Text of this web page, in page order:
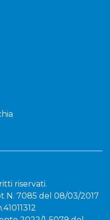
riservati.
N. 7085 del 08/03/2017